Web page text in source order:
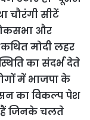
चौरंगी सीटें
और
मोदी लहर
का संदर्भ देते
में भाजपा के
का विकल्प पेश
हैं जिनके चलते